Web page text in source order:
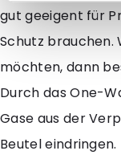
gut geeigent für
Schutz brauchen.
möchten, dann
Durch das One-
Gase aus der
Beutel eindringen.